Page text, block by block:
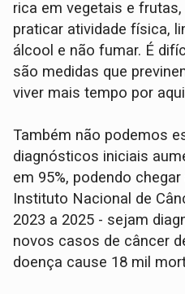
rica em vegetais e
praticar atividade física,
álcool e não fumar. É
são medidas que
viver mais tempo por
Também não podemos
diagnósticos iniciais
em 95%, podendo
Instituto Nacional de
2023 a 2025 - sejam
novos casos de câncer
doença cause 18 mil